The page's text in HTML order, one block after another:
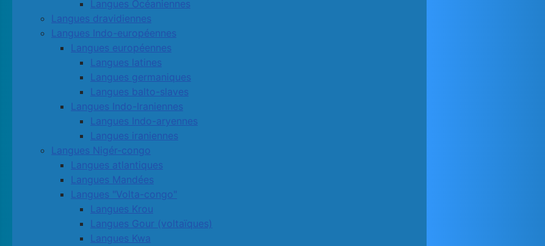
Langues Océaniennes
Langues dravidiennes
Langues Indo-européennes
Langues européennes
Langues latines
Langues germaniques
Langues balto-slaves
Langues Indo-Iraniennes
Langues Indo-aryennes
Langues iraniennes
Langues Nigér-congo
Langues atlantiques
Langues Mandées
Langues "Volta-congo"
Langues Krou
Langues Gour (voltaïques)
Langues Kwa